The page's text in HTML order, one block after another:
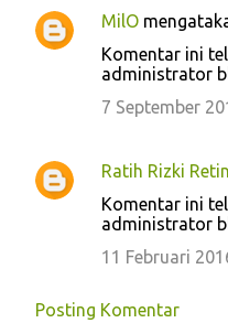
MilO
Komentar ini
administrator
7 September
Ratih Rizki
Komentar ini
administrator
11 Februari
Posting Komentar